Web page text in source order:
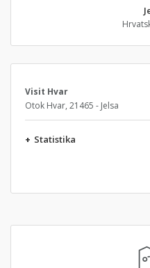
Visit Hvar
Otok Hvar, 21465 - Jelsa
+ Statistika